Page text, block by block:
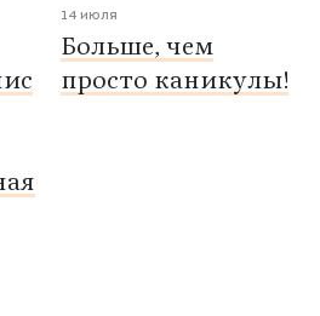
14 июля
Больше, чем
просто каникулы!